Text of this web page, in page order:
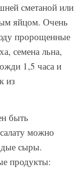
сметаной или
яйцом. Очень
пророщенные
семена льна,
1,5 часа и
из
быть
можно
сыры.
продукты: